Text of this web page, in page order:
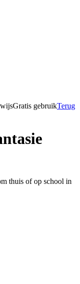
Gratis gebruikTerug
thuis of op school in